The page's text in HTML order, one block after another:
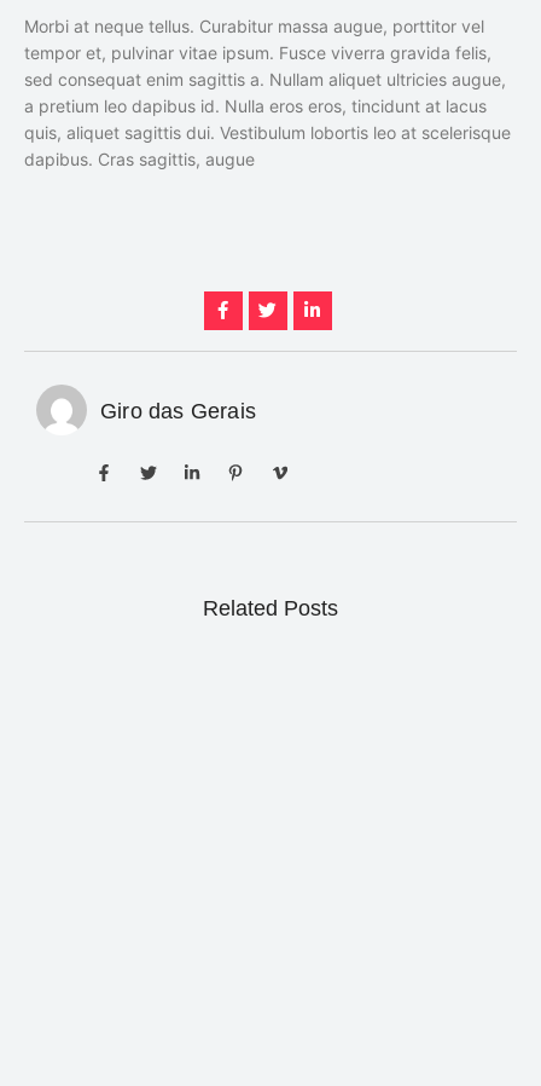
Morbi at neque tellus. Curabitur massa augue, porttitor vel
tempor et, pulvinar vitae ipsum. Fusce viverra gravida felis,
sed consequat enim sagittis a. Nullam aliquet ultricies augue,
a pretium leo dapibus id. Nulla eros eros, tincidunt at lacus
quis, aliquet sagittis dui. Vestibulum lobortis leo at scelerisque
dapibus. Cras sagittis, augue
Giro das Gerais
Related Posts